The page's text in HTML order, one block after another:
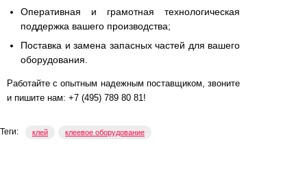
Оперативная и грамотная технологическая
поддержка вашего производства;
Поставка и замена запасных частей для вашего
оборудования.
Работайте с опытным надежным поставщиком, звоните
и пишите нам: +7 (495) 789 80 81!
Теги: клей клеевое оборудование